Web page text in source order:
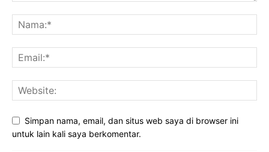
Simpan nama, email, dan situs web saya di browser ini
untuk lain kali saya berkomentar.